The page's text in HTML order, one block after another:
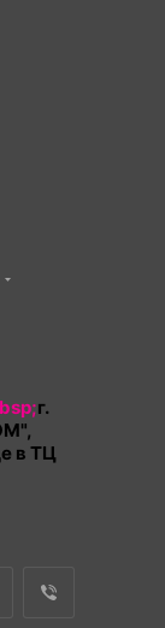
г.
в ТЦ